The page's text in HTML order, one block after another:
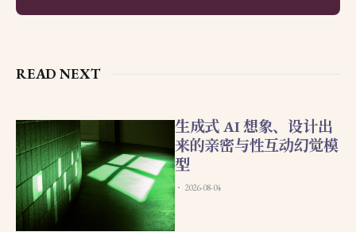
READ NEXT
生成式 AI 想象、设计出
来的亲密与性互动幻觉模
型
2026-08-04